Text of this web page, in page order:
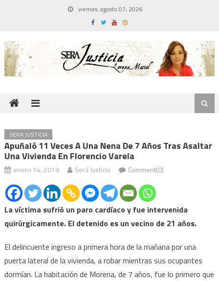
viernes, agosto 07, 2026
SERA JUSTICIA
Apuñaló 11 Veces A Una Nena De 7 Años Tras Asaltar
Una Vivienda En Florencio Varela
enero 14, 2019 Será Justicia Comment(0)
La víctima sufrió un paro cardíaco y fue intervenida
quirúrgicamente. El detenido es un vecino de 21 años.
El delincuente ingreso a primera hora de la mañana por una
puerta lateral de la vivienda, a robar mientras sus ocupantes
dormían. La habitación de Morena, de 7 años, fue lo primero que